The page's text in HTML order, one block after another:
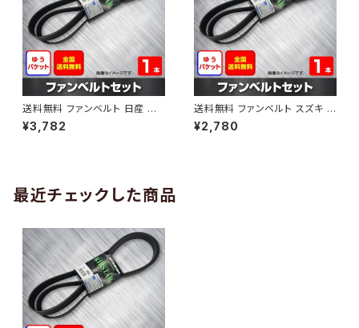
送料無料 ファンベルト 日産 キ
ューブ 型式Z12 H20.11～H24.
10 （国内トップメーカー） 1本 H
¥3,782
送料無料 ファンベルト スズキ ワ
ゴンR 型式MH34S H24.09～
H29.02 （国内トップメーカー）
¥2,780
最近チェックした商品